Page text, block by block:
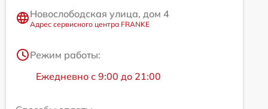
Новослободская улица, дом 4
Адрес сервисного центра FRANKE
Режим работы:
Ежедневно с 9:00 до 21:00